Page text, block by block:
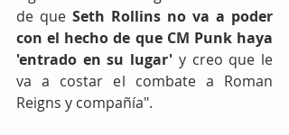
de que Seth Rollins no va a poder
con el hecho de que CM Punk haya
'entrado en su lugar' y creo que le
va a costar el combate a Roman
Reigns y compañía".